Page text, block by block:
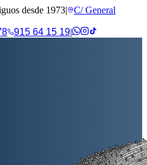
desde 1973|
C/ General
915 64 15 19|